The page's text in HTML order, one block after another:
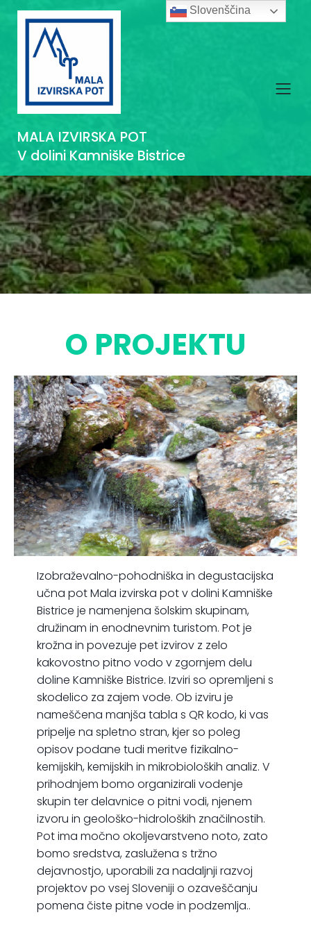
MALA IZVIRSKA POT
V dolini Kamniške Bistrice
O PROJEKTU
Izobraževalno-pohodniška in degustacijska
učna pot Mala izvirska pot v dolini Kamniške
Bistrice je namenjena šolskim skupinam,
družinam in enodnevnim turistom. Pot je
krožna in povezuje pet izvirov z zelo
kakovostno pitno vodo v zgornjem delu
doline Kamniške Bistrice. Izviri so opremljeni s
skodelico za zajem vode. Ob izviru je
nameščena manjša tabla s QR kodo, ki vas
pripelje na spletno stran, kjer so poleg
opisov podane tudi meritve fizikalno-
kemijskih, kemijskih in mikrobioloških analiz. V
prihodnjem bomo organizirali vodenje
skupin ter delavnice o pitni vodi, njenem
izvoru in geološko-hidroloških značilnostih.
Pot ima močno okoljevarstveno noto, zato
bomo sredstva, zaslužena s tržno
dejavnostjo, uporabili za nadaljnji razvoj
projektov po vsej Sloveniji o ozaveščanju
pomena čiste pitne vode in podzemlja..
Slovenščina